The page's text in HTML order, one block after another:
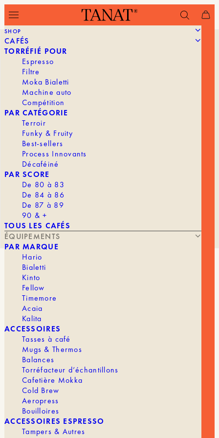
SHOP
CAFÉS
TORRÉFIÉ POUR
Espresso
Filtre
Moka Bialetti
Machine auto
Compétition
PAR CATÉGORIE
Terroir
Funky & Fruity
Best-sellers
Process Innovants
Décaféiné
PAR SCORE
De 80 à 83
De 84 à 86
De 87 à 89
90 & +
TOUS LES CAFÉS
ÉQUIPEMENTS
PAR MARQUE
Hario
Bialetti
Kinto
Fellow
Timemore
Acaia
Kalita
ACCESSOIRES
Tasses à café
Mugs & Thermos
Balances
Torréfacteur d’échantillons
Cafetière Mokka
Cold Brew
Aeropress
Bouilloires
ACCESSOIRES ESPRESSO
Tampers & Autres
FLOWER DRIPPER OVAL 101
À PARTIR DE
Pour 1 à 2 tasse
Le Clear Flower Oval Dripper est une évolution
raffinée du dripper trapézoïdal classique,
repensée pour offrir une extraction plus précise et
harmonieuse.